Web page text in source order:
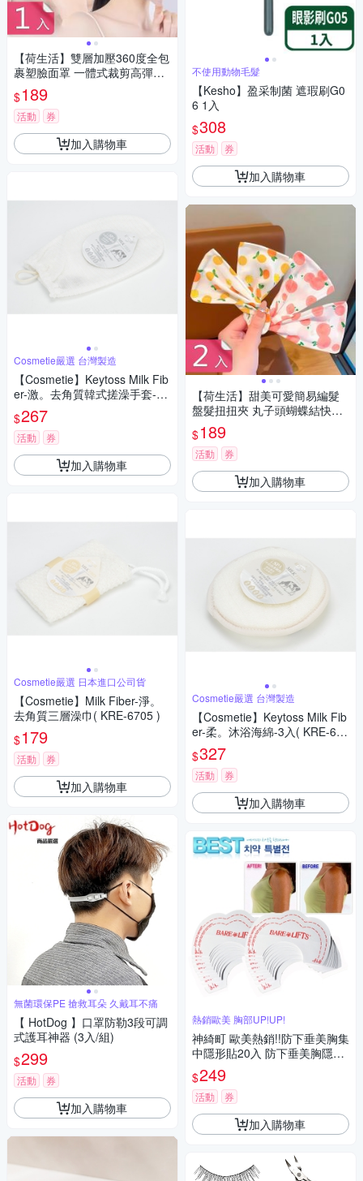
【荷生活】雙層加壓360度全包
裹塑臉面罩 一體式裁剪高彈拉
伸緊緻提拉面罩-1入組
$189
活動 券
加入購物車
Cosmetie嚴選 台灣製造
【Cosmetie】Keytoss Milk Fib
er-激。去角質韓式搓澡手套-2
入( KRE-6505 )
$267
活動 券
加入購物車
Cosmetie嚴選 日本進口公司貨
【Cosmetie】Milk Fiber-淨。
去角質三層澡巾( KRE-6705 )
$179
活動 券
加入購物車
無菌環保PE 搶救耳朵 久戴耳不痛
【 HotDog 】口罩防勒3段可調
式護耳神器 (3入/組)
$299
活動 券
加入購物車
不使用動物毛髮
【Kesho】盈采制菌 遮瑕刷G0
6 1入
$308
活動 券
加入購物車
【荷生活】甜美可愛簡易編髮
盤髮扭扭夾 丸子頭蝴蝶結快速
做造型盤髮器-2入組
$189
活動 券
加入購物車
Cosmetie嚴選 台灣製造
【Cosmetie】Keytoss Milk Fib
er-柔。沐浴海綿-3入( KRE-661
0 )
$327
活動 券
加入購物車
熱銷歐美 胸部UP!UP!
神綺町 歐美熱銷!!防下垂美胸集
中隱形貼20入 防下垂美胸隱形
貼
$249
活動 券
加入購物車